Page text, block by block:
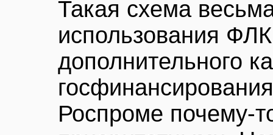
Такая схема
использования
дополнительного
Роспроме почему-